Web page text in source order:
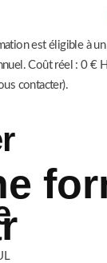
est éligible à
Coût réel : 0 €
contacter).